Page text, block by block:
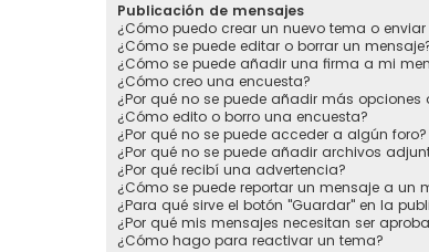
Publicación de mensajes
¿Cómo puedo crear un nuevo tema o
¿Cómo se puede editar o borrar un
¿Cómo se puede añadir una firma a mi
¿Cómo creo una encuesta?
¿Por qué no se puede añadir más opciones
¿Cómo edito o borro una encuesta?
¿Por qué no se puede acceder a algún foro?
¿Por qué no se puede añadir archivos
¿Por qué recibí una advertencia?
¿Cómo se puede reportar un mensaje a un
¿Para qué sirve el botón "Guardar" en la
¿Por qué mis mensajes necesitan ser
¿Cómo hago para reactivar un tema?